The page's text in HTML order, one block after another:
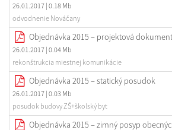
26.01.2017 | 0.18 Mb
odvodnenie Nováčany
Objednávka 2015 – projektová
26.01.2017 | 0.04 Mb
rekonštrukcia miestnej komunikácie
Objednávka 2015 – statický posudok
26.01.2017 | 0.03 Mb
posudok budovy ZŠ+školský byt
Objednávka 2015 – zimný posyp